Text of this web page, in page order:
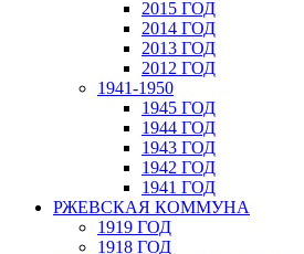
2015 ГОД
2014 ГОД
2013 ГОД
2012 ГОД
1941-1950
1945 ГОД
1944 ГОД
1943 ГОД
1942 ГОД
1941 ГОД
РЖЕВСКАЯ КОММУНА
1919 ГОД
1918 ГОД